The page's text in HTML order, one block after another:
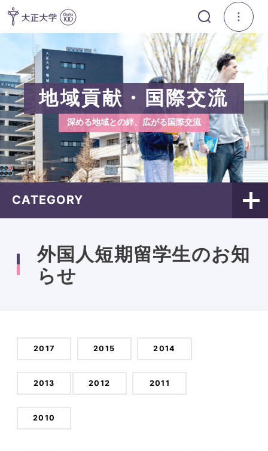
地域貢献・国際交流
深める地域との絆、広がる国際交流
CATEGORY
外国人短期留学生のお知
らせ
2017 2015 2014
2013 2012 2011
2010